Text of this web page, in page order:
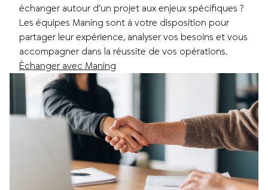
échanger autour d’un projet aux enjeux spécifiques ?
Les équipes Maning sont à votre disposition pour
partager leur expérience, analyser vos besoins et vous
accompagner dans la réussite de vos opérations.
Échanger avec Maning